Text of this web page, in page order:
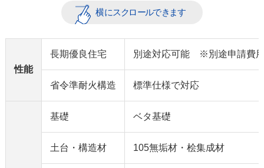
性能
長期優良住宅 別途対応可能 ※別途申請費
省令準耐火構造 標準仕様で対応
基礎 ベタ基礎
土台・構造材 105無垢材・桧集成材